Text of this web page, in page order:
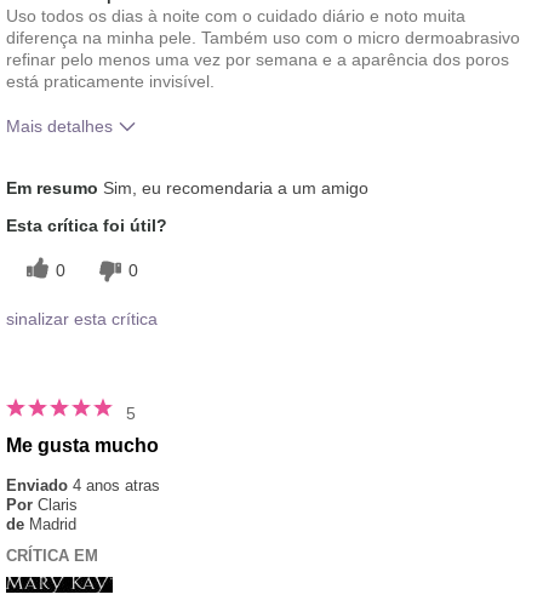
Uso todos os dias à noite com o cuidado diário e noto muita
diferença na minha pele. Também uso com o micro dermoabrasivo
refinar pelo menos uma vez por semana e a aparência dos poros
está praticamente invisível.
Mais detalhes
utilização deste produto?
Sensação na Pele
Em resumo Sim, eu recomendaria a um amigo
Esta crítica foi útil?
0 0
sinalizar esta crítica
5
Me gusta mucho
Enviado 4 anos atras
Por Claris
de Madrid
CRÍTICA EM